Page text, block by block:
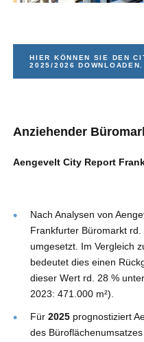
HIER KÖNNEN SIE DEN
2025/2026 DOWNLOADEN.
Anziehender
Aengevelt City Report
Nach Analysen von
Frankfurter Büromarkt rd.
umgesetzt. Im Vergleich
bedeutet dies einen
dieser Wert rd. 28 %
2023: 471.000 m²).
Für2025 prognostiziert
des